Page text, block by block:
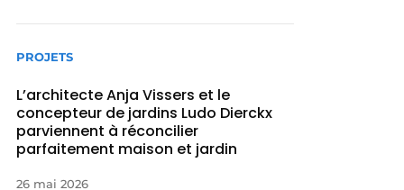
PROJETS
L’architecte Anja Vissers et le
concepteur de jardins Ludo Dierckx
parviennent à réconcilier
parfaitement maison et jardin
26 mai 2026